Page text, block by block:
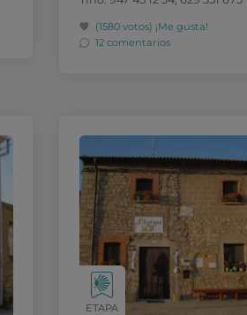
(1580 votos) ¡Me gusta!
12 comentarios
ETAPA